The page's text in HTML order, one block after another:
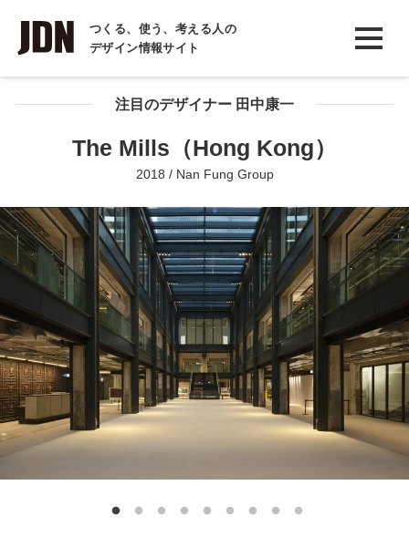
つくる、使う、考える人の
デザイン情報サイト
INTERVIEW
インタビュー
REPORT
COLUMN
注目のデザイナー 田中康一
The Mills（Hong Kong）
2018 / Nan Fung Group